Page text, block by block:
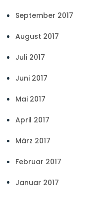
September 2017
August 2017
Juli 2017
Juni 2017
Mai 2017
April 2017
März 2017
Februar 2017
Januar 2017